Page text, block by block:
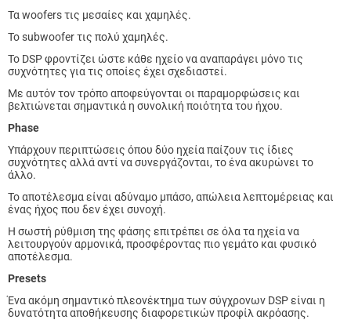
Τα woofers τις μεσαίες και χαμηλές.
Το subwoofer τις πολύ χαμηλές.
Το DSP φροντίζει ώστε κάθε ηχείο να αναπαράγει μόνο τις
συχνότητες για τις οποίες έχει σχεδιαστεί.
Με αυτόν τον τρόπο αποφεύγονται οι παραμορφώσεις και
βελτιώνεται σημαντικά η συνολική ποιότητα του ήχου.
Phase
Υπάρχουν περιπτώσεις όπου δύο ηχεία παίζουν τις ίδιες
συχνότητες αλλά αντί να συνεργάζονται, το ένα ακυρώνει το
άλλο.
Το αποτέλεσμα είναι αδύναμο μπάσο, απώλεια λεπτομέρειας και
ένας ήχος που δεν έχει συνοχή.
Η σωστή ρύθμιση της φάσης επιτρέπει σε όλα τα ηχεία να
λειτουργούν αρμονικά, προσφέροντας πιο γεμάτο και φυσικό
αποτέλεσμα.
Presets
Ένα ακόμη σημαντικό πλεονέκτημα των σύγχρονων DSP είναι η
δυνατότητα αποθήκευσης διαφορετικών προφίλ ακρόασης.